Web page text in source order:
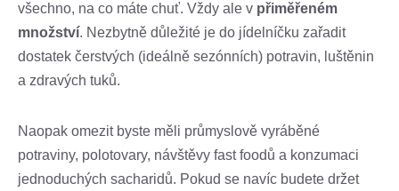
všechno, na co máte chuť. Vždy ale v přiměřeném
množství. Nezbytně důležité je do jídelníčku zařadit
dostatek čerstvých (ideálně sezónních) potravin, luštěnin
a zdravých tuků.
Naopak omezit byste měli průmyslově vyráběné
potraviny, polotovary, návštěvy fast foodů a konzumaci
jednoduchých sacharidů. Pokud se navíc budete držet